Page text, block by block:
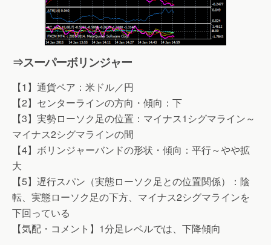
⇒スーパーボリンジャー
【1】通貨ペア：米ドル／円
【2】センターラインの方向・傾向：下
【3】実勢ローソク足の位置：マイナス1シグマライン～
マイナス2シグマラインの間
【4】ボリンジャーバンドの形状・傾向：平行～やや拡
大
【5】遅行スパン（実態ローソク足との位置関係）：陰
転、実態ローソク足の下方、マイナス2シグマラインを
下回っている
【気配・コメント】1分足レベルでは、下降傾向